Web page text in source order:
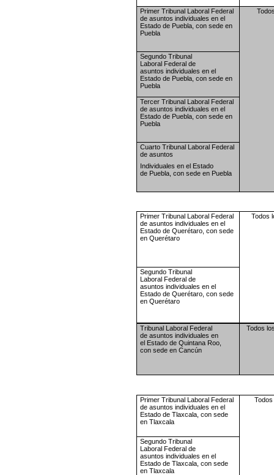
Primer Tribunal Laboral Federal
de asuntos individuales en el
Estado de Puebla, con sede en
Puebla
Segundo Tribunal
Laboral Federal de
asuntos individuales en el
Estado de Puebla, con sede en
Puebla
Tercer Tribunal Laboral Federal
de asuntos individuales en el
Estado de Puebla, con sede en
Puebla
Cuarto Tribunal Laboral Federal
de asuntos
Individuales en el Estado
de Puebla, con sede en Puebla
Primer Tribunal Laboral Federal
de asuntos individuales en el
Estado de Querétaro, con sede
en Querétaro
Todos
Segundo Tribunal
Laboral Federal de
asuntos individuales en el
Estado de Querétaro, con sede
en Querétaro
Tribunal Laboral Federal
de asuntos individuales en
el Estado de Quintana Roo,
con sede en Cancún
Todos
Primer Tribunal Laboral Federal
de asuntos individuales en el
Estado de Tlaxcala, con sede
en Tlaxcala
Segundo Tribunal
Laboral Federal de
asuntos individuales en el
Estado de Tlaxcala, con sede
en Tlaxcala